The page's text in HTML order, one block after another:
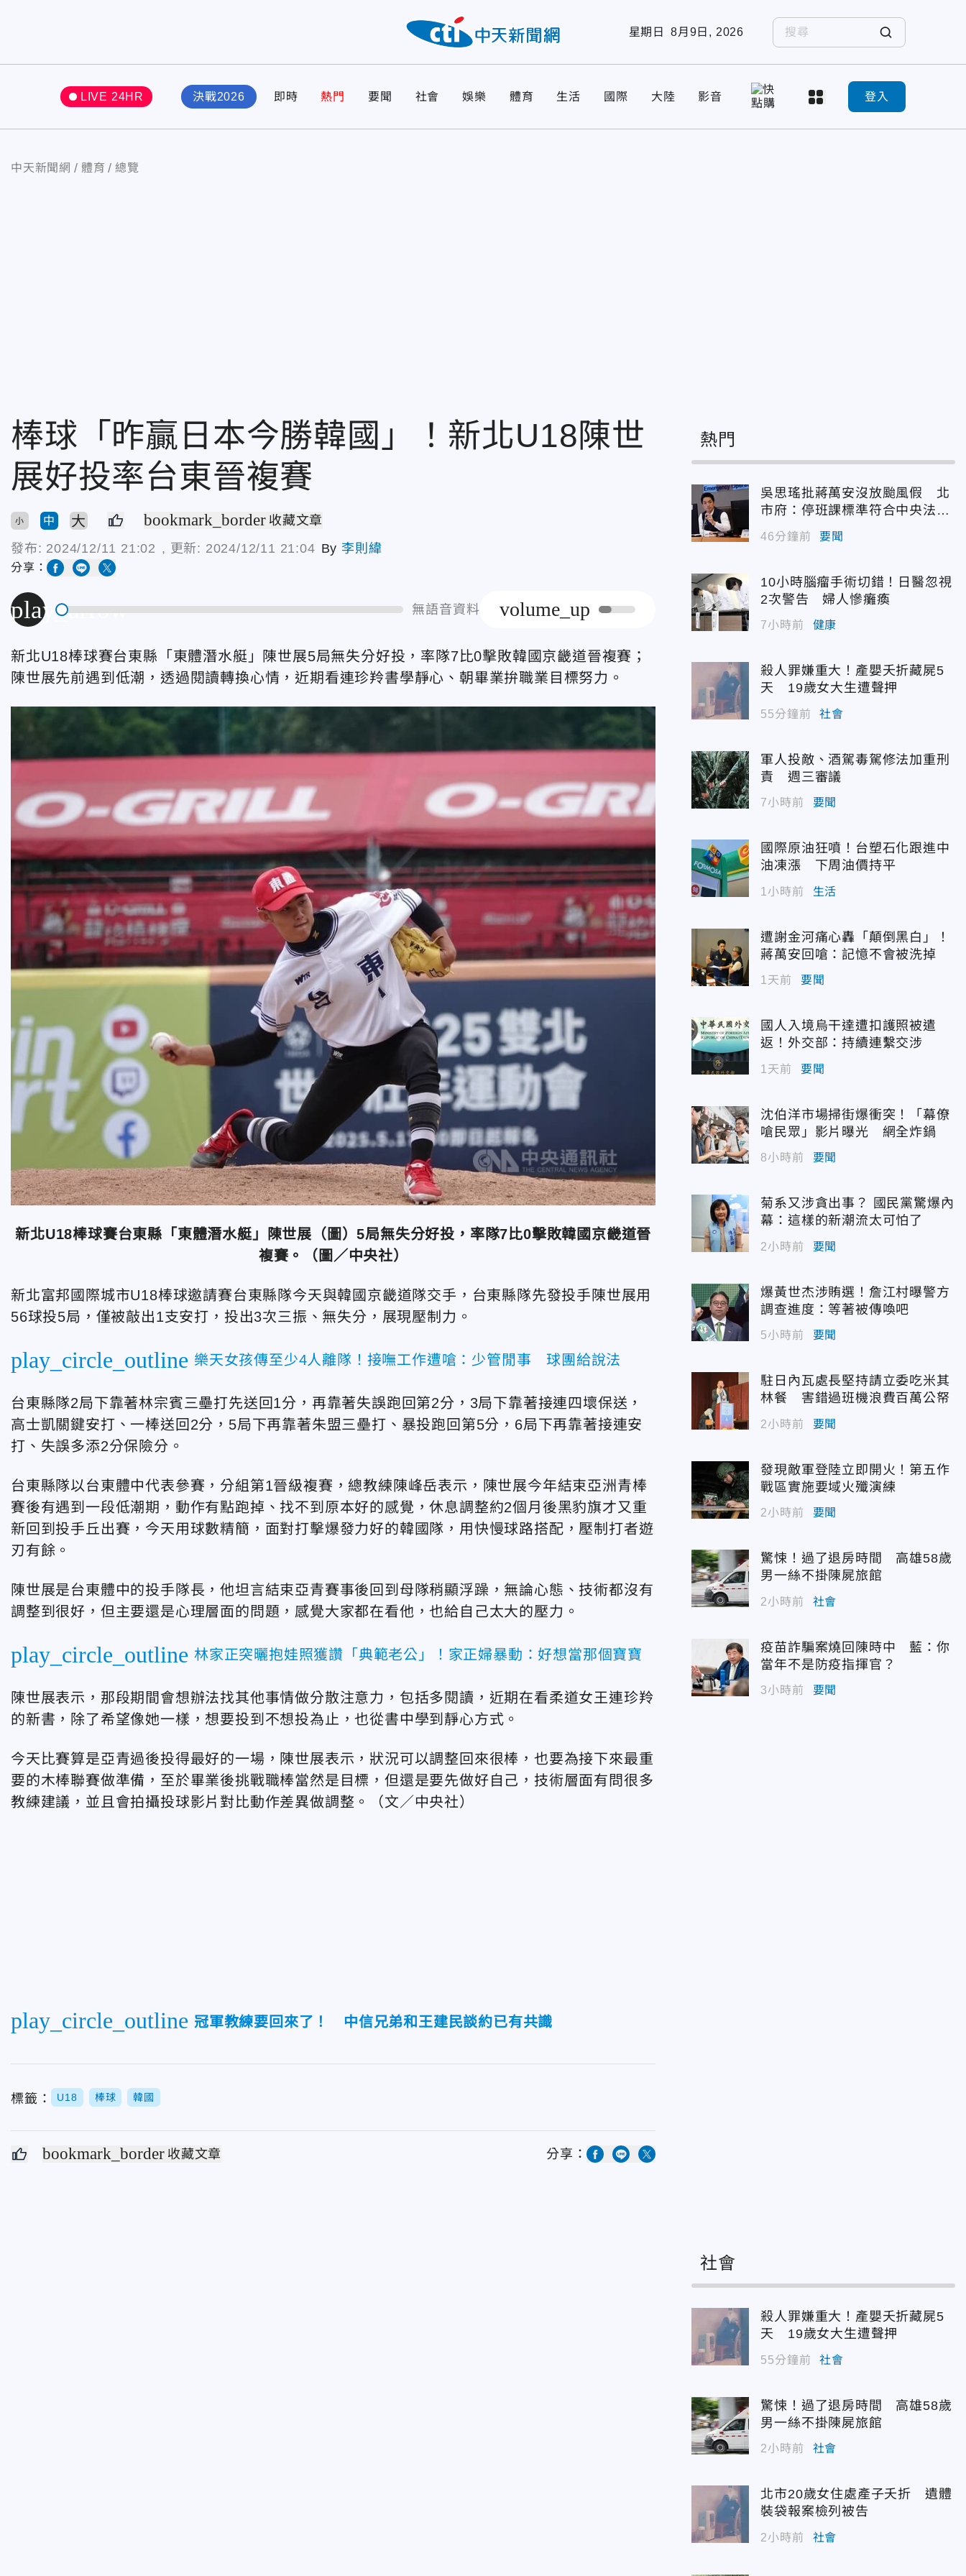
星期日 8月9日, 2026
LIVE 24HR 決戰2026 即時 熱門 要聞 社會 娛樂 體育 生活 國際 大陸 影音 登入
中天新聞網 體育 總覽
棒球「昨贏日本今勝韓國」！新北U18陳世
展好投率台東晉複賽
小 中 大 bookmark_border 收藏文章
發布: 2024/12/11 21:02 , 更新: 2024/12/11 21:04 By 李則緯
分享：
play_arrow 無語音資料 volume_up
新北U18棒球賽台東縣「東體潛水艇」陳世展5局無失分好投，率隊7比0擊敗韓國京畿道晉複賽；
陳世展先前遇到低潮，透過閱讀轉換心情，近期看連珍羚書學靜心、朝畢業拚職業目標努力。
新北U18棒球賽台東縣「東體潛水艇」陳世展（圖）5局無失分好投，率隊7比0擊敗韓國京畿道晉
複賽。（圖／中央社）
新北富邦國際城市U18棒球邀請賽台東縣隊今天與韓國京畿道隊交手，台東縣隊先發投手陳世展用
56球投5局，僅被敲出1支安打，投出3次三振、無失分，展現壓制力。
play_circle_outline 樂天女孩傳至少4人離隊！接嘸工作遭嗆：少管閒事 球團給說法
台東縣隊2局下靠著林宗賓三壘打先送回1分，再靠著失誤跑回第2分，3局下靠著接連四壞保送，
高士凱關鍵安打、一棒送回2分，5局下再靠著朱盟三壘打、暴投跑回第5分，6局下再靠著接連安
打、失誤多添2分保險分。
台東縣隊以台東體中代表參賽，分組第1晉級複賽，總教練陳峰岳表示，陳世展今年結束亞洲青棒
賽後有遇到一段低潮期，動作有點跑掉、找不到原本好的感覺，休息調整約2個月後黑豹旗才又重
新回到投手丘出賽，今天用球數精簡，面對打擊爆發力好的韓國隊，用快慢球路搭配，壓制打者遊
刃有餘。
陳世展是台東體中的投手隊長，他坦言結束亞青賽事後回到母隊稍顯浮躁，無論心態、技術都沒有
調整到很好，但主要還是心理層面的問題，感覺大家都在看他，也給自己太大的壓力。
play_circle_outline 林家正突曬抱娃照獲讚「典範老公」！家正婦暴動：好想當那個寶寶
陳世展表示，那段期間會想辦法找其他事情做分散注意力，包括多閱讀，近期在看柔道女王連珍羚
的新書，除了希望像她一樣，想要投到不想投為止，也從書中學到靜心方式。
今天比賽算是亞青過後投得最好的一場，陳世展表示，狀況可以調整回來很棒，也要為接下來最重
要的木棒聯賽做準備，至於畢業後挑戰職棒當然是目標，但還是要先做好自己，技術層面有問很多
教練建議，並且會拍攝投球影片對比動作差異做調整。（文／中央社）
play_circle_outline 冠軍教練要回來了！ 中信兄弟和王建民談約已有共識
標籤： U18 棒球 韓國
bookmark_border 收藏文章 分享：
熱門
吳思瑤批蔣萬安沒放颱風假 北
市府：停班課標準符合中央法
規！
46分鐘前 要聞
10小時腦瘤手術切錯！日醫忽視
2次警告 婦人慘癱瘓
7小時前 健康
殺人罪嫌重大！產嬰夭折藏屍5
天 19歲女大生遭聲押
55分鐘前 社會
軍人投敵、酒駕毒駕修法加重刑
責 週三審議
7小時前 要聞
國際原油狂噴！台塑石化跟進中
油凍漲 下周油價持平
1小時前 生活
遭謝金河痛心轟「顛倒黑白」！
蔣萬安回嗆：記憶不會被洗掉
1天前 要聞
國人入境烏干達遭扣護照被遣
返！外交部：持續連繫交涉
1天前 要聞
沈伯洋市場掃街爆衝突！「幕僚
嗆民眾」影片曝光 網全炸鍋
8小時前 要聞
菊系又涉貪出事？ 國民黨驚爆內
幕：這樣的新潮流太可怕了
2小時前 要聞
爆黃世杰涉賄選！詹江村曝警方
調查進度：等著被傳喚吧
5小時前 要聞
駐日內瓦處長堅持請立委吃米其
林餐 害錯過班機浪費百萬公帑
2小時前 要聞
發現敵軍登陸立即開火！第五作
戰區實施要域火殲演練
2小時前 要聞
驚悚！過了退房時間 高雄58歲
男一絲不掛陳屍旅館
2小時前 社會
疫苗詐騙案燒回陳時中 藍：你
當年不是防疫指揮官？
3小時前 要聞
社會
殺人罪嫌重大！產嬰夭折藏屍5
天 19歲女大生遭聲押
55分鐘前 社會
驚悚！過了退房時間 高雄58歲
男一絲不掛陳屍旅館
2小時前 社會
北市20歲女住處產子夭折 遺體
裝袋報案檢列被告
2小時前 社會